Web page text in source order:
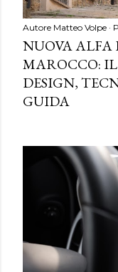
Autore Matteo Volpe
NUOVA ALFA
MAROCCO:
DESIGN,
GUIDA